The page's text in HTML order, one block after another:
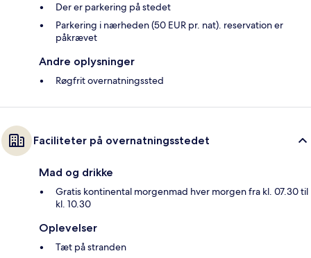
Der er parkering på stedet
Parkering i nærheden (50 EUR pr. nat). reservation er
påkrævet
Andre oplysninger
Røgfrit overnatningssted
Faciliteter på overnatningsstedet
Mad og drikke
Gratis kontinental morgenmad hver morgen fra kl. 07.30 til
kl. 10.30
Oplevelser
Tæt på stranden